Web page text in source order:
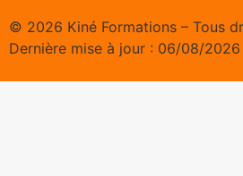
© 2026 Kiné Formations – Tous
Dernière mise à jour : 06/08/2026